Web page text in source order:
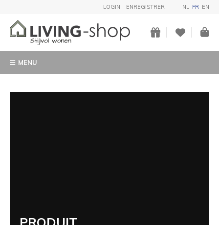
LOGIN ENREGISTRER NL FR EN
MENU
PRODUIT